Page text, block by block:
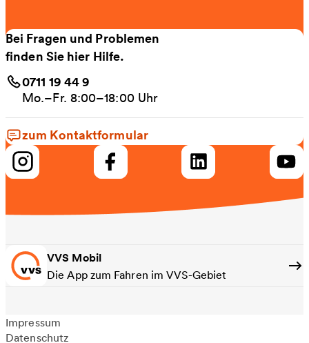
Bei Fragen und Problemen
finden Sie hier Hilfe.
0711 19 44 9
Mo.–Fr. 8:00–18:00 Uhr
zum Kontaktformular
VVS Mobil
Die App zum Fahren im VVS-Gebiet
Impressum
Datenschutz